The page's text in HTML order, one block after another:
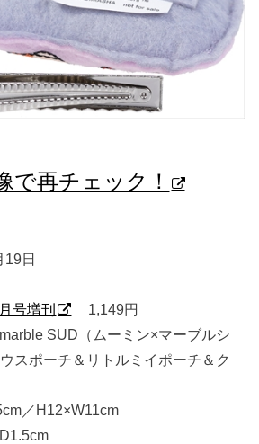
で再チェック！
19日
号増刊
1,149円
SUD（ムーミン×マーブルシ
スポーチ＆リトルミイポーチ＆ク
／H12×W11cm